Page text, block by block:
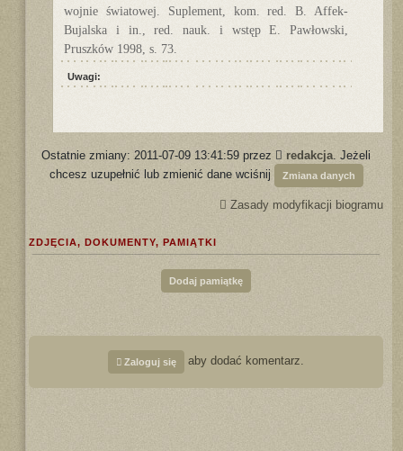
wojnie światowej. Suplement, kom. red. B. Affek-
Bujalska i in., red. nauk. i wstęp E. Pawłowski,
Pruszków 1998, s. 73.
Uwagi:
Ostatnie zmiany: 2011-07-09 13:41:59 przez redakcja. Jeżeli
chcesz uzupełnić lub zmienić dane wciśnij
Zmiana danych
Zasady modyfikacji biogramu
ZDJĘCIA, DOKUMENTY, PAMIĄTKI
Dodaj pamiątkę
Zaloguj się aby dodać komentarz.